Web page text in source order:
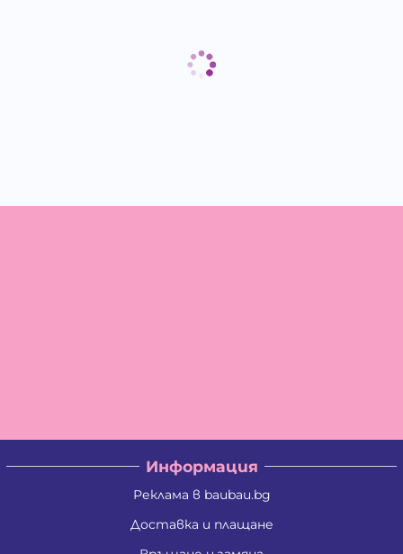
Информация
Реклама в baubau.bg
Доставка и плащане